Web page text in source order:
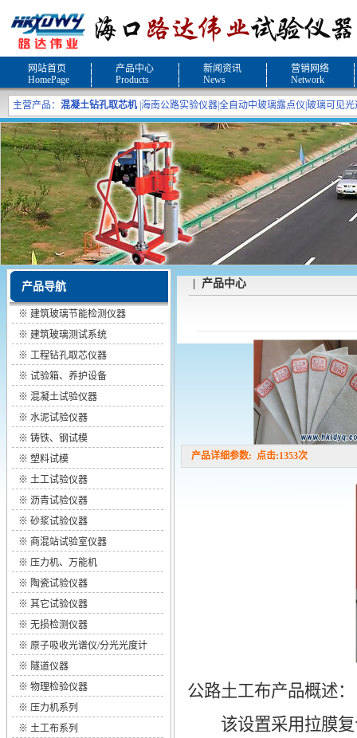
网站首页
HomePage
产品中心
Products
新闻资讯
News
营销网络
Network
主营产品： 混凝土钻孔取芯机| 海南公路实验仪器全自动中玻璃露点仪 玻璃可见
产品导航
※ 建筑玻璃节能检测仪器
※ 建筑玻璃测试系统
※ 工程钻孔取芯仪器
※ 试验箱、养护设备
※ 混凝土试验仪器
※ 水泥试验仪器
※ 铸铁、钢试模
※ 塑料试模
※ 土工试验仪器
※ 沥青试验仪器
※ 砂浆试验仪器
※ 商混站试验室仪器
※ 压力机、万能机
※ 陶瓷试验仪器
※ 其它试验仪器
※ 无损检测仪器
※ 原子吸收光谱仪/分光光度计
※ 隧道仪器
※ 物理检验仪器
※ 压力机系列
※ 土工布系列
| 产品中心
产品详细参数: 点击:1353次
公路土工布产品概述：
该设置采用拉膜复